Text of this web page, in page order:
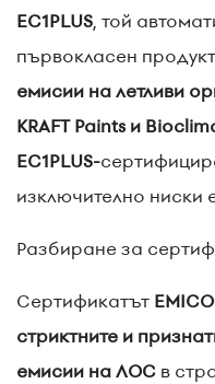
EC1PLUS, той
първокласен
емисии на летливи
KRAFT Paints и
EC1PLUS-
изключително ниски
Разбиране за
Сертификатът
стриктните и
емисии на ЛОС в